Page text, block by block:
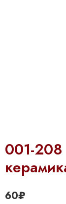
001-208
60₽